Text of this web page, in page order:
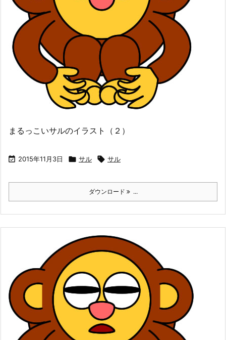
まるっこいサルのイラスト（２）
 2015年11月3日  サル  サル
ダウンロード ...